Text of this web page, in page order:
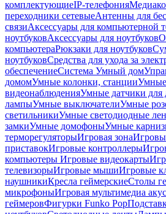
комплектующиеIP-телефония
переходники сетевыеАнтенны для
связиАксессуары для компьютерной
ноутбуковАксессуары для ноутбуков
компьютераРюкзаки для ноутбуков
ноутбуковСредства для ухода за
обеспечениеСистема Умный дом
домомУмные колонки, станции
видеонаблюденияУмные датчики для
лампыУмные выключателиУмные
светильникиУмные светодиодные
замкиУмные домофоныУмные
терморегуляторыИгровая зона
приставокИгровые контроллеры
компьютеры Игровые видеокарты
телевизорыИгровые мышиИгровые
наушникиКресла геймерскиеСтолы
микрофоныИгровая мультимедиа
геймеровФигурки Funko Pop